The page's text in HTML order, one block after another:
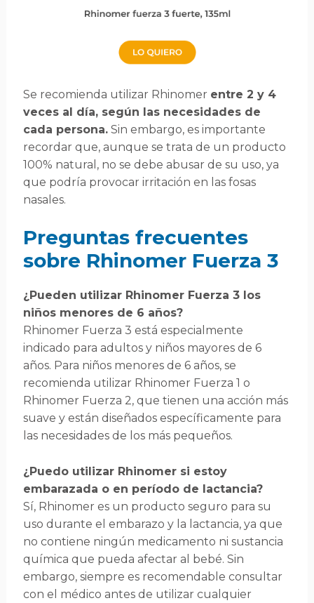
Se recomienda utilizar Rhinomer entre 2 y 4
veces al día, según las necesidades de
cada persona.Sin embargo, es importante
recordar que, aunque se trata de un producto
100% natural, no se debe abusar de su uso, ya
que podría provocar irritación en las fosas
nasales.
Preguntas frecuentes
sobre Rhinomer Fuerza 3
¿Pueden utilizar Rhinomer Fuerza 3 los
niños menores de 6 años?
Rhinomer Fuerza 3 está especialmente
indicado para adultos y niños mayores de 6
años. Para niños menores de 6 años, se
recomienda utilizar Rhinomer Fuerza 1 o
Rhinomer Fuerza 2, que tienen una acción más
suave y están diseñados específicamente para
las necesidades de los más pequeños.
¿Puedo utilizar Rhinomer si estoy
embarazada o en período de lactancia?
Sí, Rhinomer es un producto seguro para su
uso durante el embarazo y la lactancia, ya que
no contiene ningún medicamento ni sustancia
química que pueda afectar al bebé. Sin
embargo, siempre es recomendable consultar
con el médico antes de utilizar cualquier